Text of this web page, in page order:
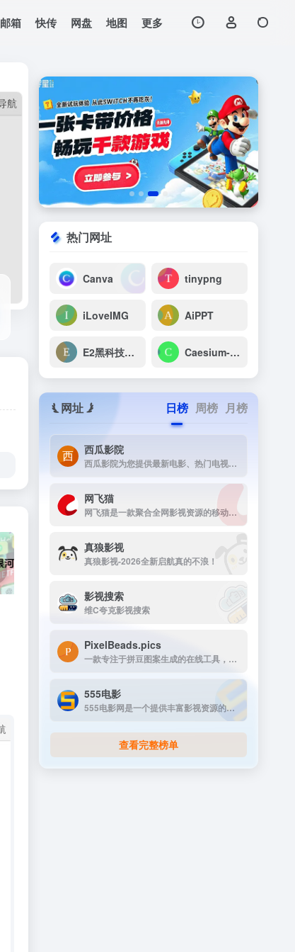
邮箱 快传 网盘 地图 更多
热门网址
Canva tinypng
iLoveIMG AiPPT
E2黑科技编辑器 Caesium-在线图片压缩软件
网址 日榜 周榜 月榜
西瓜影院
西瓜影院为您提供最新电影、热门电视剧、综艺动漫免费在线观看，高清流畅无广告，海量片源每日更新，打造极致观影体验。
网飞猫
网飞猫是一款聚合全网影视资源的移动端播放应用，主打免费、高画...
真狼影视
真狼影视-2026全新启航真的不浪！
影视搜索
维C夸克影视搜索
PixelBeads.pics
一款专注于拼豆图案生成的在线工具，用户只需上传任意照片或图片，即可一键将其像素化为可打印的拼豆图稿。
555电影
555电影网是一个提供丰富影视资源的在线观看平台，致力于为用户提供高清、无广告的观影体验。该网站涵盖多种类型的影视内容，包括电影、电视剧、动漫、综艺等，满足不同观众的需求。
查看完整榜单